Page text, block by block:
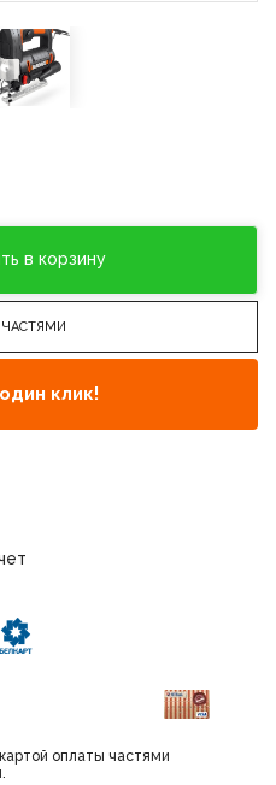
в корзину
ЧАСТЯМИ
клик!
оплаты частями